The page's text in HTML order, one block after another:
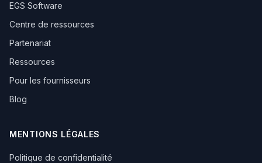
EGS Software
Centre de ressources
Partenariat
Ressources
Pour les fournisseurs
Blog
MENTIONS LÉGALES
Politique de confidentialité